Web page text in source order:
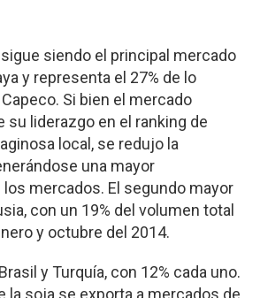
sigue siendo el principal mercado
y representa el 27% de lo
Si bien el mercado
su liderazgo en el ranking de
local, se redujo la
una mayor
mercados. El segundo mayor
con un 19% del volumen total
y octubre del 2014.
y Turquía, con 12% cada uno.
la soja se exporta a mercados de